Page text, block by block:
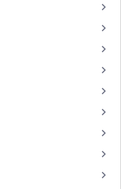
keyboard_arrow_right
keyboard_arrow_right
keyboard_arrow_right
keyboard_arrow_right
keyboard_arrow_right
keyboard_arrow_right
keyboard_arrow_right
keyboard_arrow_right
keyboard_arrow_right